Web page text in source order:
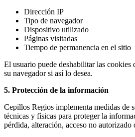
Dirección IP
Tipo de navegador
Dispositivo utilizado
Páginas visitadas
Tiempo de permanencia en el sitio
El usuario puede deshabilitar las cookies
su navegador si así lo desea.
5. Protección de la información
Cepillos Regios implementa medidas de
técnicas y físicas para proteger la
pérdida, alteración, acceso no autorizado